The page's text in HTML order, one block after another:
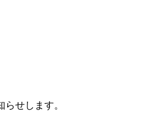
せします。